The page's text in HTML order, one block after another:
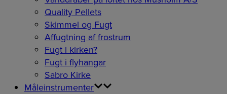
Quality Pellets
Skimmel og Fugt
Affugtning af frostrum
Fugt i kirken?
Fugt i flyhangar
Sabro Kirke
Måleinstrumenter